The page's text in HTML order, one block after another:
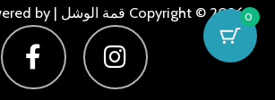
Copyright © 2026 قمة الوشل | Powered by قمة الوشل
I
n
s
F
a
c
0